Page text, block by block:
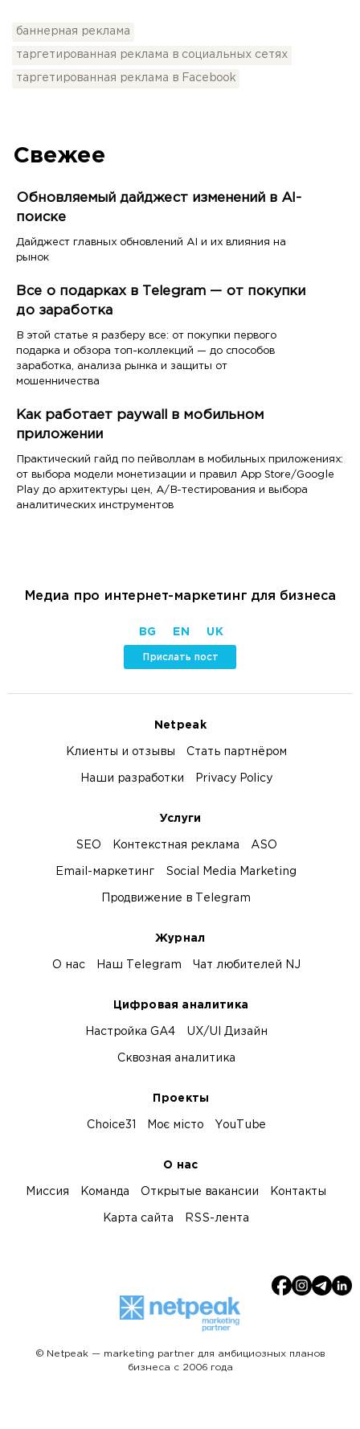
баннерная реклама
таргетированная реклама в социальных сетях
таргетированная реклама в Facebook
Свежее
Обновляемый дайджест изменений в AI-
поиске
Дайджест главных обновлений AI и их влияния на
рынок
Все о подарках в Telegram — от покупки
до заработка
В этой статье я разберу все: от покупки первого
подарка и обзора топ-коллекций — до способов
заработка, анализа рынка и защиты от
мошенничества
Как работает paywall в мобильном
приложении
Практический гайд по пейволлам в мобильных приложениях:
от выбора модели монетизации и правил App Store/Google
Play до архитектуры цен, A/B-тестирования и выбора
аналитических инструментов
Медиа про интернет-маркетинг для бизнеса
BG EN UK
Прислать пост
Netpeak
Клиенты и отзывы Стать партнёром
Наши разработки Privacy Policy
Услуги
SEO Контекстная реклама ASO
Email-маркетинг Social Media Marketing
Продвижение в Telegram
Журнал
О нас Наш Telegram Чат любителей NJ
Цифровая аналитика
Настройка GA4 UX/UI Дизайн
Сквозная аналитика
Проекты
Choice31 Моє місто YouTube
О нас
Миссия Команда Открытые вакансии Контакты
Карта сайта RSS-лента
© Netpeak — marketing partner для амбициозных планов
бизнеса с 2006 года